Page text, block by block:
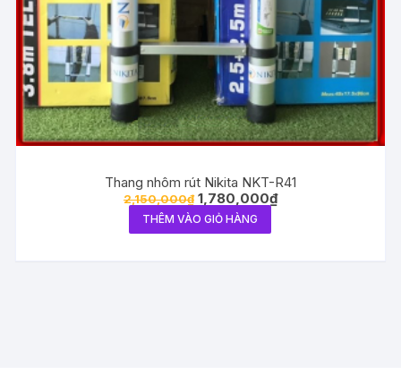
Thang nhôm rút Nikita NKT-R41
2,150,000₫ 1,780,000₫
THÊM VÀO GIỎ HÀNG